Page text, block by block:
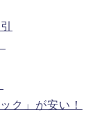
ク」が安い！